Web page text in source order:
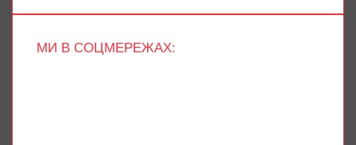
МИ В СОЦМЕРЕЖАХ: